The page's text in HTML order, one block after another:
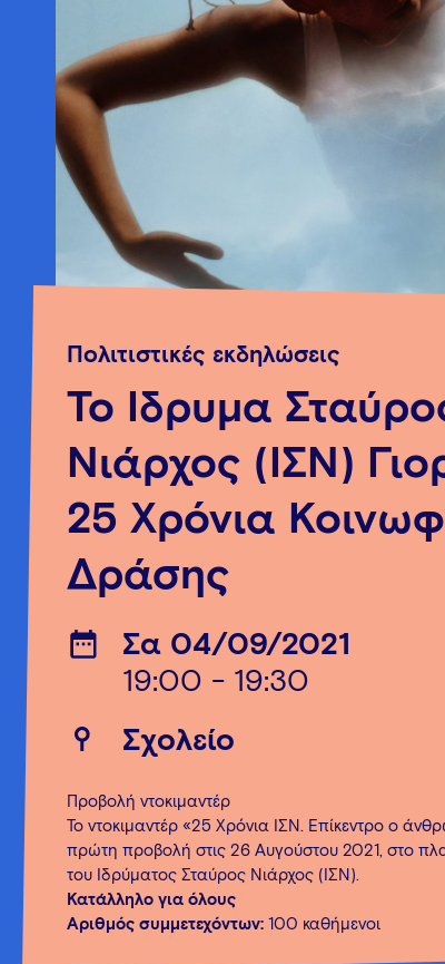
Πολιτιστικές εκδηλώσεις
Το Ίδρυμα
Νιάρχος (ΙΣΝ)
25 Χρόνια
Δράσης
Σα 04/09/2021
19:00 - 19:30
Σχολείο
Προβολή ντοκιμαντέρ
Το ντοκιμαντέρ «25 Χρόνια ΙΣΝ. Επίκεντρο ο
πρώτη προβολή στις 26 Αυγούστου 2021, στο
του Ιδρύματος Σταύρος Νιάρχος (ΙΣΝ).
Κατάλληλο για όλους
Αριθμός συμμετεχόντων: 100 καθήμενοι